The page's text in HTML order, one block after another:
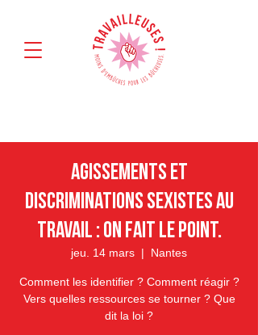
Agissements et
discriminations sexistes au
travail : on fait le point.
jeu. 14 mars
  |
Nantes
Comment les identifier ? Comment réagir ?
Vers quelles ressources se tourner ? Que
dit la loi ?